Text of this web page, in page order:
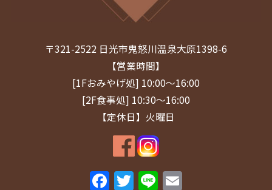
2025年1月(1)
2024年11月(1)
2024年9月(1)
2024年8月(1)
2024年7月(2)
2024年5月(1)
〒321-2522 日光市鬼怒川温泉大原1398-6
【営業時間】
[1Fおみやげ処] 10:00～16:00
[2F食事処] 10:30～16:00
【定休日】火曜日
F T Li